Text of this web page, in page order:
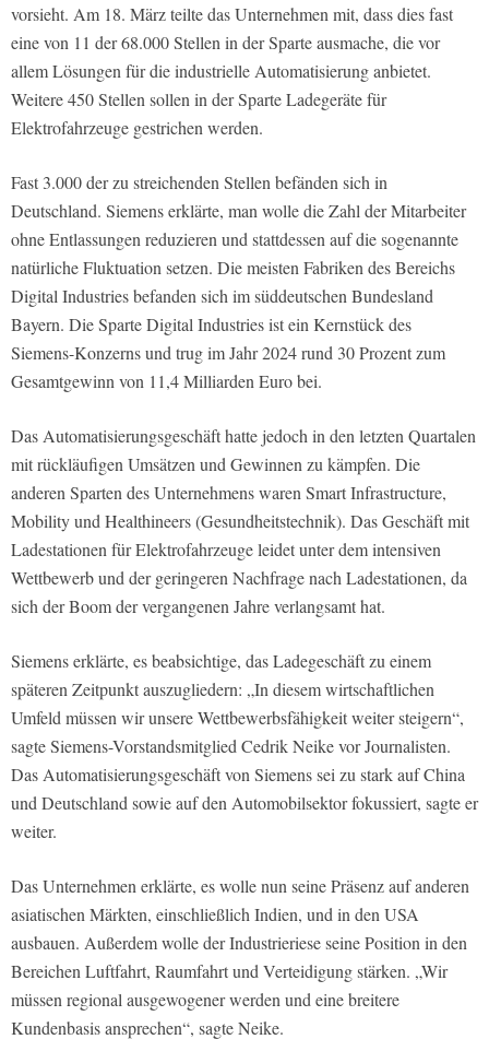
vorsieht. Am 18. März teilte das Unternehmen mit, dass dies fast
eine von 11 der 68.000 Stellen in der Sparte ausmache, die vor
allem Lösungen für die industrielle Automatisierung anbietet.
Weitere 450 Stellen sollen in der Sparte Ladegeräte für
Elektrofahrzeuge gestrichen werden.
Fast 3.000 der zu streichenden Stellen befänden sich in
Deutschland. Siemens erklärte, man wolle die Zahl der Mitarbeiter
ohne Entlassungen reduzieren und stattdessen auf die sogenannte
natürliche Fluktuation setzen. Die meisten Fabriken des Bereichs
Digital Industries befanden sich im süddeutschen Bundesland
Bayern. Die Sparte Digital Industries ist ein Kernstück des
Siemens-Konzerns und trug im Jahr 2024 rund 30 Prozent zum
Gesamtgewinn von 11,4 Milliarden Euro bei.
Das Automatisierungsgeschäft hatte jedoch in den letzten Quartalen
mit rückläufigen Umsätzen und Gewinnen zu kämpfen. Die
anderen Sparten des Unternehmens waren Smart Infrastructure,
Mobility und Healthineers (Gesundheitstechnik). Das Geschäft mit
Ladestationen für Elektrofahrzeuge leidet unter dem intensiven
Wettbewerb und der geringeren Nachfrage nach Ladestationen, da
sich der Boom der vergangenen Jahre verlangsamt hat.
Siemens erklärte, es beabsichtige, das Ladegeschäft zu einem
späteren Zeitpunkt auszugliedern: „In diesem wirtschaftlichen
Umfeld müssen wir unsere Wettbewerbsfähigkeit weiter steigern“,
sagte Siemens-Vorstandsmitglied Cedrik Neike vor Journalisten.
Das Automatisierungsgeschäft von Siemens sei zu stark auf China
und Deutschland sowie auf den Automobilsektor fokussiert, sagte er
weiter.
Das Unternehmen erklärte, es wolle nun seine Präsenz auf anderen
asiatischen Märkten, einschließlich Indien, und in den USA
ausbauen. Außerdem wolle der Industrieriese seine Position in den
Bereichen Luftfahrt, Raumfahrt und Verteidigung stärken. „Wir
müssen regional ausgewogener werden und eine breitere
Kundenbasis ansprechen“, sagte Neike.